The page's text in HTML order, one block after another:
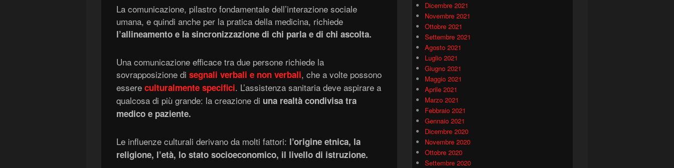
La comunicazione, pilastro fondamentale dell’interazione sociale
umana, e quindi anche per la pratica della medicina, richiede
l’allineamento e la sincronizzazione di chi parla e di chi ascolta.
Una comunicazione efficace tra due persone richiede la
sovrapposizione di segnali verbali e non verbali, che a volte possono
essere culturalmente specifici. L’assistenza sanitaria deve aspirare a
qualcosa di più grande: la creazione di una realtà condivisa tra
medico e paziente.
Le influenze culturali derivano da molti fattori: l’origine etnica, la
religione, l’età, lo stato socioeconomico, il livello di istruzione.
Dicembre 2021
Novembre 2021
Ottobre 2021
Settembre 2021
Agosto 2021
Luglio 2021
Giugno 2021
Maggio 2021
Aprile 2021
Marzo 2021
Febbraio 2021
Gennaio 2021
Dicembre 2020
Novembre 2020
Ottobre 2020
Settembre 2020